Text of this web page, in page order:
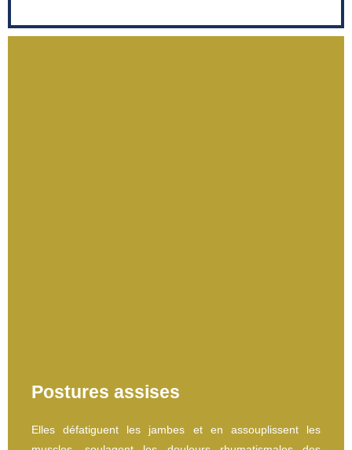
Postures assises
Elles défatiguent les jambes et en assouplissent les